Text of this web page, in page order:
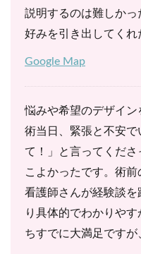
説明するのは難しかっ
好みを引き出してくれ
Google Map
悩みや希望のデザイ
術当日、緊張と不安
て！」と言ってくだ
こよかったです。術前
看護師さんが経験談を
り具体的でわかりや
ちすでに大満足ですが